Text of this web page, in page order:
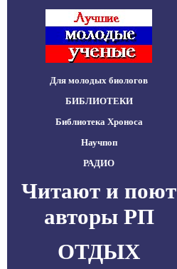
Для молодых биологов
БИБЛИОТЕКИ
Библиотека Хроноса
Научпоп
РАДИО
Читают и поют
авторы РП
ОТДЫХ